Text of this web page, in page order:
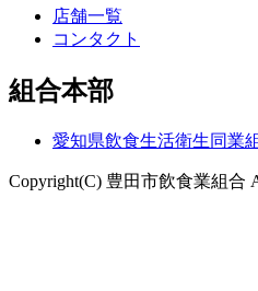
店舗一覧
コンタクト
組合本部
愛知県飲食生活衛生同業
Copyright(C) 豊田市飲食業組合